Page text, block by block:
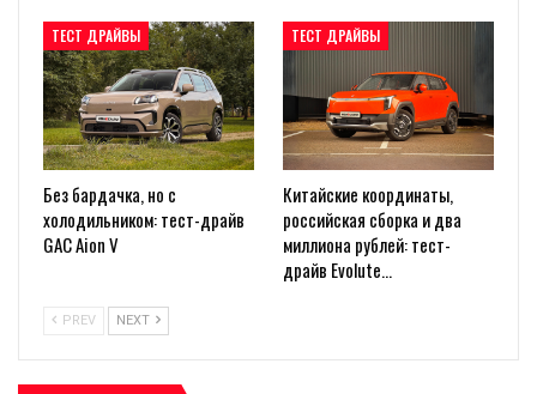
ТЕСТ ДРАЙВЫ
Без бардачка, но с
холодильником: тест-драйв
GAC Aion V
ТЕСТ ДРАЙВЫ
Китайские координаты,
российская сборка и два
миллиона рублей: тест-
драйв Evolute…
PREV NEXT